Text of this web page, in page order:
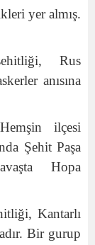
yer almış.
Rus
anısına
ilçesi
Şehit Paşa
Hopa
Kantarlı
Bir gurup